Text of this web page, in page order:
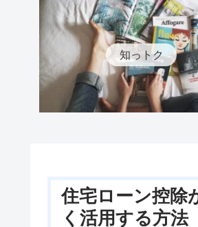
知っトク
住宅ローン控除
く活用する方法